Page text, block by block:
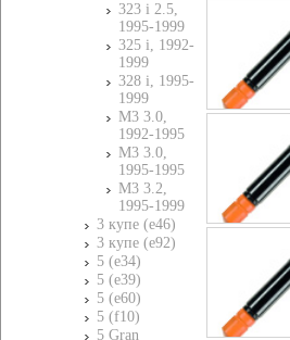
323 i 2.5,
1995-1999
325 i, 1992-
1999
328 i, 1995-
1999
M3 3.0,
1992-1995
M3 3.0,
1995-1995
M3 3.2,
1995-1999
3 купе (e46)
3 купе (e92)
5 (e34)
5 (e39)
5 (e60)
5 (f10)
5 Gran